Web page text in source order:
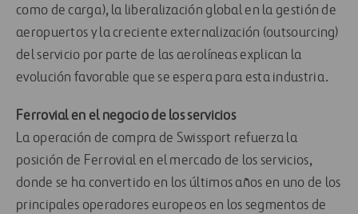
como de carga), la liberalización global en la gestión de
aeropuertos y la creciente externalización (outsourcing)
del servicio por parte de las aerolíneas explican la
evolución favorable que se espera para esta industria.
Ferrovial en el negocio de los servicios
La operación de compra de Swissport refuerza la
posición de Ferrovial en el mercado de los servicios,
donde se ha convertido en los últimos años en uno de los
principales operadores europeos en los segmentos de